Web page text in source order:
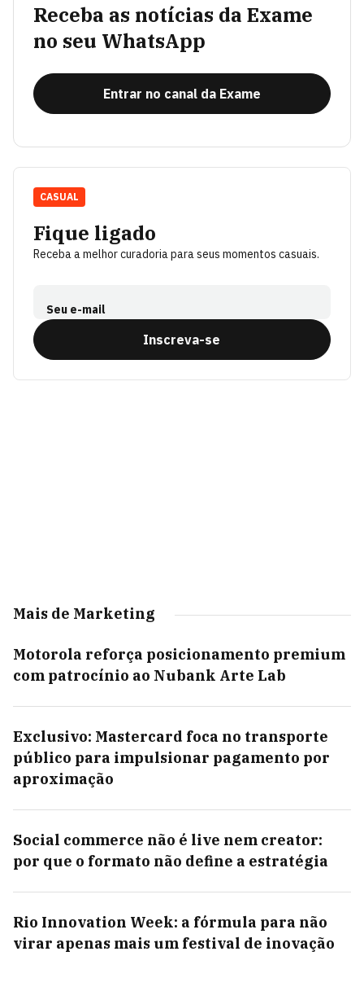
Receba as notícias da Exame
no seu WhatsApp
Entrar no canal da Exame
Fique ligado
Receba a melhor curadoria para seus momentos casuais.
Seu e-mail
Inscreva-se
CASUAL
Mais de Marketing
Motorola reforça posicionamento premium
com patrocínio ao Nubank Arte Lab
Exclusivo: Mastercard foca no transporte
público para impulsionar pagamento por
aproximação
Social commerce não é live nem creator:
por que o formato não define a estratégia
Rio Innovation Week: a fórmula para não
virar apenas mais um festival de inovação